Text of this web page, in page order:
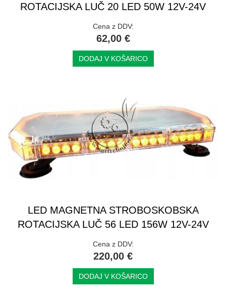
ROTACIJSKA LUČ 20 LED 50W 12V-24V
Cena z DDV:
62,00 €
DODAJ V KOŠARICO
LED MAGNETNA STROBOSKOBSKA
ROTACIJSKA LUČ 56 LED 156W 12V-24V
Cena z DDV:
220,00 €
DODAJ V KOŠARICO